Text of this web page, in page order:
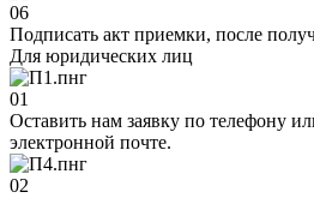
06
Подписать акт приемки, после
Для юридических лиц
01
Оставить нам заявку по телефону
электронной почте.
02